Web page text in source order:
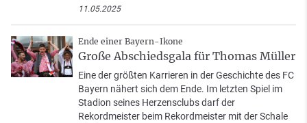
11.05.2025
Ende einer Bayern-Ikone
Große Abschiedsgala für Thomas Müller
Eine der größten Karrieren in der Geschichte des FC
Bayern nähert sich dem Ende. Im letzten Spiel im
Stadion seines Herzensclubs darf der
Rekordmeister beim Rekordmeister mit der Schale